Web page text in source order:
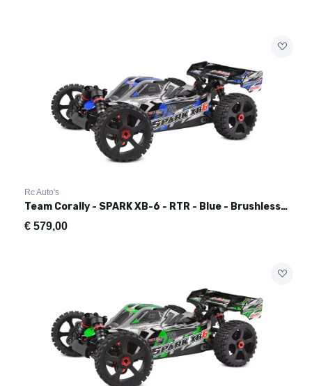
Rc Auto's
Team Corally - SPARK XB-6 - RTR - Blue - Brushless Power 6S
€ 579,00